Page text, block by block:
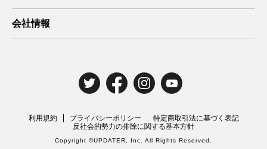
マイページ
会社情報
利用規約 プライバシーポリシー
特定商取引法に基づく表記
反社会的勢力の排除に関する基本方針
Copyright ©UPDATER, Inc. All Rights Reserved.